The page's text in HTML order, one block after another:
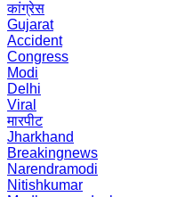
कांग्रेस
Gujarat
Accident
Congress
Modi
Delhi
Viral
मारपीट
Jharkhand
Breakingnews
Narendramodi
Nitishkumar